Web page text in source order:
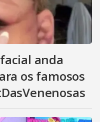
anda
os famosos